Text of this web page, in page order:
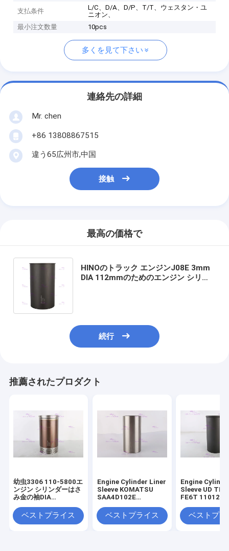
支払条件
L/C、D/A、D/P、T/T、ウェスタン・ユ
ニオン、
最小注文数量
10pcs
多くを見て下さい
連絡先の詳細
Mr. chen
+86 13808867515
違う65広州市,中国
接触
最高の価格で
HINOのトラック エンジンJ08E 3mm
DIA 112mmのためのエンジン シリン
続行
推薦されたプロダクト
幼虫3306 110-5800エ
ンジン シリンダーはさ
み金の袖DIA
ベストプライス
Engine Cylinder Liner
Sleeve KOMATSU
SAA4D102E
29-2110 DIA 102 mm
ベストプライス
Engine
Sleeve UD
FE6T 11012-
ベストプラ